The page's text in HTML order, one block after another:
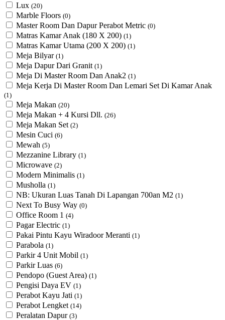
Lux (20)
Marble Floors (0)
Master Room Dan Dapur Perabot Metric (0)
Matras Kamar Anak (180 X 200) (1)
Matras Kamar Utama (200 X 200) (1)
Meja Bilyar (1)
Meja Dapur Dari Granit (1)
Meja Di Master Room Dan Anak2 (1)
Meja Kerja Di Master Room Dan Lemari Set Di Kamar Anak
(1)
Meja Makan (20)
Meja Makan + 4 Kursi Dll. (26)
Meja Makan Set (2)
Mesin Cuci (6)
Mewah (5)
Mezzanine Library (1)
Microwave (2)
Modern Minimalis (1)
Musholla (1)
NB: Ukuran Luas Tanah Di Lapangan 700an M2 (1)
Next To Busy Way (0)
Office Room 1 (4)
Pagar Electric (1)
Pakai Pintu Kayu Wiradoor Meranti (1)
Parabola (1)
Parkir 4 Unit Mobil (1)
Parkir Luas (6)
Pendopo (Guest Area) (1)
Pengisi Daya EV (1)
Perabot Kayu Jati (1)
Perabot Lengket (14)
Peralatan Dapur (3)